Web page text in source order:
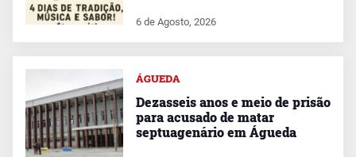
6 de Agosto, 2026
ÁGUEDA
Dezasseis anos e meio de prisão
para acusado de matar
septuagenário em Águeda